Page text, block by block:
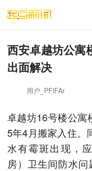
西安卓越坊公寓
出面解决
用户_PFlFAr
卓越坊16号楼公寓
5年4月搬家入住。
水有霉斑出现，
房）卫生间防水